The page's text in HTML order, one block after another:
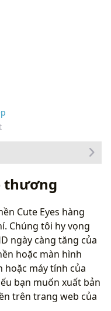
thương
Cute Eyes hàng
Chúng tôi hy vọng
ngày càng tăng của
hoặc màn hình
máy tính của
bạn muốn xuất bản
trên trang web của